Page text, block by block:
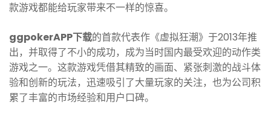
款游戏都能给玩家带来不一样的惊喜。
ggpokerAPP下载的首款代表作《虚拟狂潮》于2013年推
出，并取得了不小的成功，成为当时国内最受欢迎的动作类
游戏之一。这款游戏凭借其精致的画面、紧张刺激的战斗体
验和创新的玩法，迅速吸引了大量玩家的关注，也为公司积
累了丰富的市场经验和用户口碑。